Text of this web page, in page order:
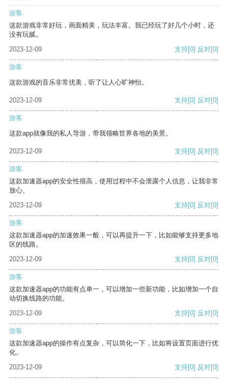
游客
这款游戏非常好玩，画面精美，玩法丰富。我已经玩了好几个小时，还
没有玩腻。
2023-12-09
支持[0] 反对[0]
游客
这款游戏的音乐非常优美，听了让人心旷神怡。
2023-12-09 支持[0] 反对[0]
游客
这款app就像我的私人导游，带我领略世界各地的美景。
2023-12-09 支持[0] 反对[0]
游客
这款加速器app的安全性很高，使用过程中不会泄露个人信息，让我非常
放心。
2023-12-09
支持[0] 反对[0]
游客
这款加速器app的加速效果一般，可以再提升一下，比如能够支持更多地
区的线路。
2023-12-09
支持[0] 反对[0]
游客
这款加速器app的功能有点单一，可以增加一些新功能，比如增加一个自
动切换线路的功能。
2023-12-09
支持[0] 反对[0]
游客
这款加速器app的操作有点复杂，可以简化一下，比如将设置页面进行优
化。
2023-12-09
支持[0] 反对[0]